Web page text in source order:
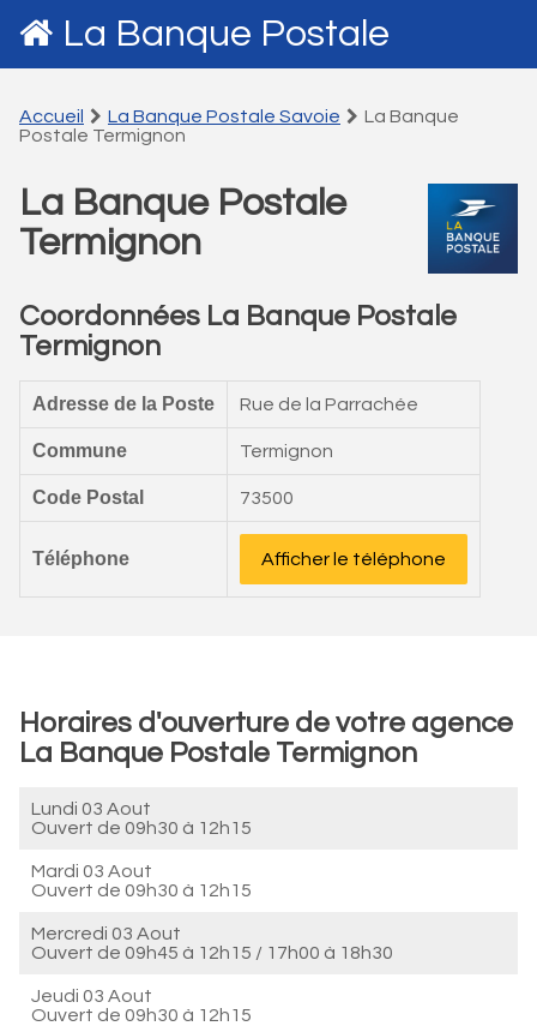
La Banque Postale
Accueil La Banque Postale Savoie
La Banque
Postale Termignon
La Banque Postale
Termignon
Coordonnées La Banque Postale
Termignon
Adresse de la Poste Rue de la Parrachée
Commune Termignon
Code Postal 73500
Téléphone Afficher le téléphone
Horaires d'ouverture de votre agence
La Banque Postale Termignon
Lundi 03 Aout
Ouvert de 09h30 à 12h15
Mardi 03 Aout
Ouvert de 09h30 à 12h15
Mercredi 03 Aout
Ouvert de 09h45 à 12h15 / 17h00 à 18h30
Jeudi 03 Aout
Ouvert de 09h30 à 12h15